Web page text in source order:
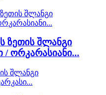
ზეთის შლანგი
/ ორკარასიანი...